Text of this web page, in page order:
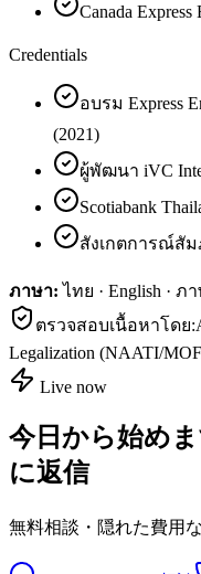
Canada Express
Credentials
อบรม Express
(2021)
ผู้พัฒนา iVC
Scotiabank
สังเกตการณ์สั
ภาษา: ไทย · English ·
ตรวจสอบเนื้อหาโดย:
Legalization (NAATI/
Live now
今日から始め
に返信
無料相談・隠れた費用